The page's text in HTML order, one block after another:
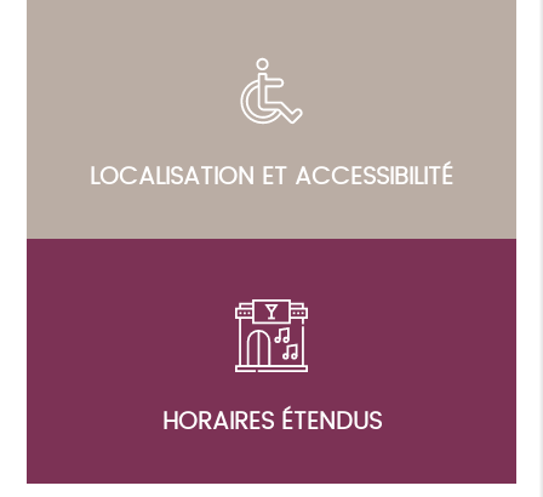
LOCALISATION ET ACCESSIBILITÉ
HORAIRES ÉTENDUS